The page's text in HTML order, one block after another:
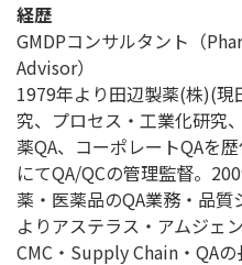
経歴
GMDPコンサルタント（
Advisor）
1979年より田辺製薬(株)(
究、プロセス・工業化研究
薬QA、コーポレートQAを
にてQA/QCの管理監督。
薬・医薬品のQA業務・品
よりアステラス・アムジェ
CMC・Supply Chain・QA